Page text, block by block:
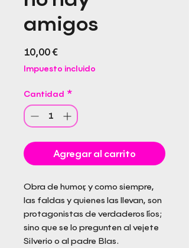
amigos
10,00 €Precio
Impuesto incluido
Cantidad *
Agregar al carrito
Obra de humor, y como siempre,
las faldas y quienes las llevan, son
protagonistas de verdaderos líos;
sino que se lo pregunten al vejete
Silverio o al padre Blas.